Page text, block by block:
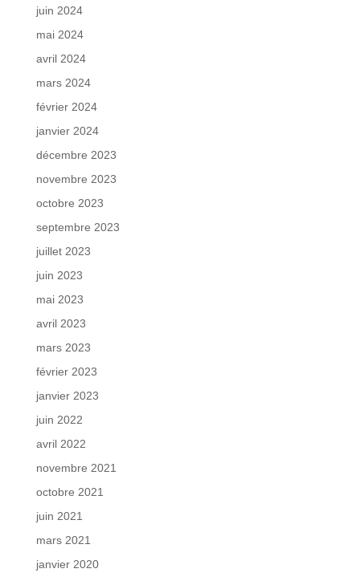
juin 2024
mai 2024
avril 2024
mars 2024
février 2024
janvier 2024
décembre 2023
novembre 2023
octobre 2023
septembre 2023
juillet 2023
juin 2023
mai 2023
avril 2023
mars 2023
février 2023
janvier 2023
juin 2022
avril 2022
novembre 2021
octobre 2021
juin 2021
mars 2021
janvier 2020